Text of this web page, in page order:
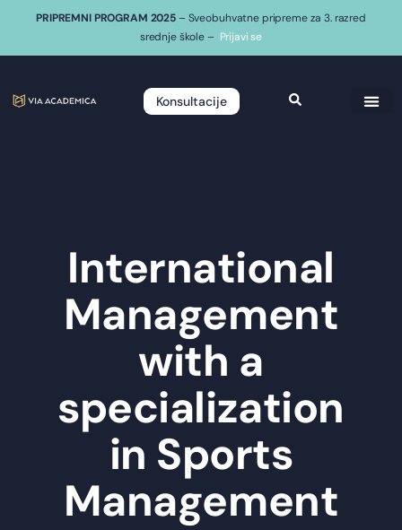
PRIPREMNI PROGRAM 2025 – Sveobuhvatne pripreme za 3. razred
srednje škole – Prijavi se
Konsultacije
International
Management
with a
specialization
in Sports
Management